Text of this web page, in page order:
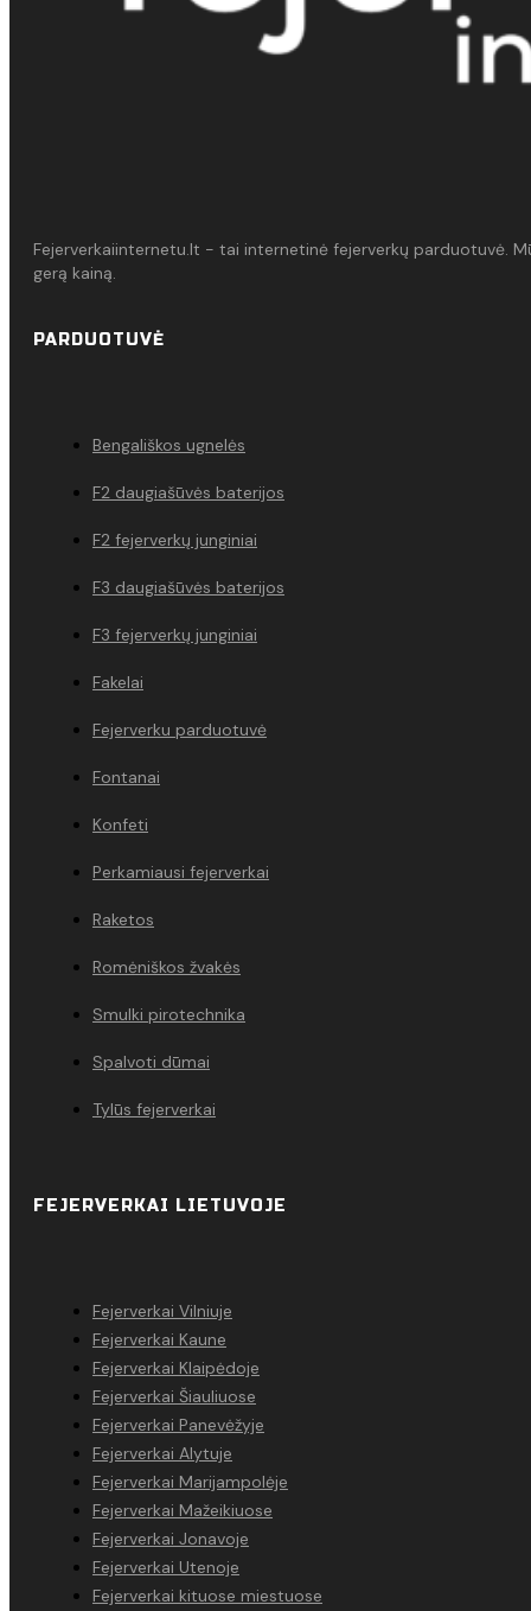
Fejerverkaiinternetu.lt - tai internetinė fejerverkų parduotuvė.
gerą kainą.
PARDUOTUVĖ
Bengališkos ugnelės
F2 daugiašūvės baterijos
F2 fejerverkų junginiai
F3 daugiašūvės baterijos
F3 fejerverkų junginiai
Fakelai
Fejerverku parduotuvė
Fontanai
Konfeti
Perkamiausi fejerverkai
Raketos
Romėniškos žvakės
Smulki pirotechnika
Spalvoti dūmai
Tylūs fejerverkai
FEJERVERKAI LIETUVOJE
Fejerverkai Vilniuje
Fejerverkai Kaune
Fejerverkai Klaipėdoje
Fejerverkai Šiauliuose
Fejerverkai Panevėžyje
Fejerverkai Alytuje
Fejerverkai Marijampolėje
Fejerverkai Mažeikiuose
Fejerverkai Jonavoje
Fejerverkai Utenoje
Fejerverkai kituose miestuose